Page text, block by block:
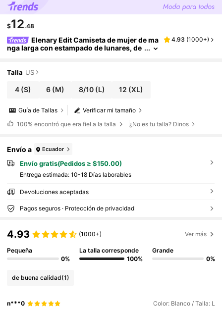
$12.48
Elenary Edit Camiseta de mujer de ma
nga larga con estampado de lunares, de
4.93 (1000+)
Talla US
4 (S) 6 (M) 8/10(L) 12 (XL)
Verificar mi tamaño
Guía de Tallas
100% encontró que era fiel a la talla ¿No es tu talla? Dinos
Envío a Ecuador
Envío gratis(Pedidos ≥ $150.00)
Entrega estimada: 10-18 Días laborables
Devoluciones aceptadas
Pagos seguros · Protección de privacidad
4.93 (1000+) Ver más
Pequeña
0%
La talla corresponde
100%
Grande
0%
de buena calidad(1)
n***0 Color: Blanco / Talla: L